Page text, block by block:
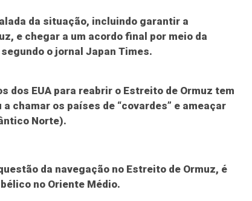
da situação, incluindo garantir a
e chegar a um acordo final por meio da
o jornal Japan Times.
EUA para reabrir o Estreito de Ormuz tem
chamar os países de “covardes” e ameaçar
Norte).
da navegação no Estreito de Ormuz, é
no Oriente Médio.